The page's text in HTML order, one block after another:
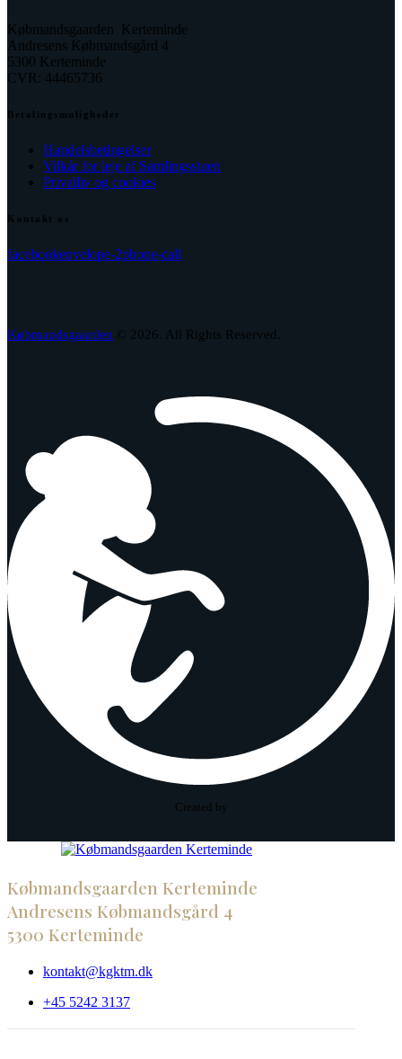
Købmandsgaarden Kerteminde
Andresens Købmandsgård 4
5300 Kerteminde
CVR: 44465736
Betalingsmuligheder
Handelsbetingelser
Vilkår for leje af Samlingsstuen
Privatliv og cookies
Kontakt os
facebookenvelope-2phone-call
Købmandsgaarden © 2026. All Rights Reserved.
Created by
Købmandsgaarden Kerteminde
Andresens Købmandsgård 4
5300 Kerteminde
kontakt@kgktm.dk
+45 5242 3137